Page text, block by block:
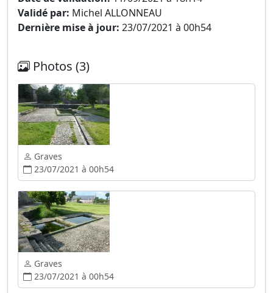
Validé par: Michel ALLONNEAU
Dernière mise à jour: 23/07/2021 à 00h54
Photos (3)
Graves
23/07/2021 à 00h54
Graves
23/07/2021 à 00h54